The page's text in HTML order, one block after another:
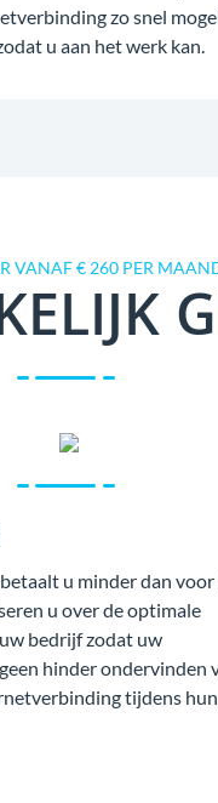
zo snel
u aan het werk kan.
VANAF € 260 PER
u minder dan voor
u over de optimale
bedrijf zodat uw
hinder ondervinden
tijdens hun